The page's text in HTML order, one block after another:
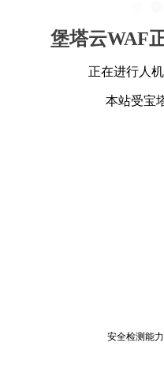
堡塔云WAF
正在进行人
本站受宝
安全检测能